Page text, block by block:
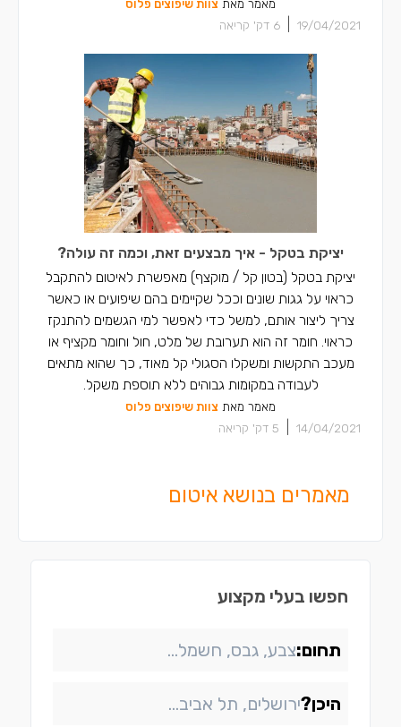
מאמר מאת צוות שיפוצים פלוס
19/04/2021
6 דק' קריאה
יציקת בטקל - איך מבצעים זאת, וכמה זה עולה?
יציקת בטקל (בטון קל / מוקצף) מאפשרת לאיטום להתקבל
כראוי על גגות שונים וככל שקיימים בהם שיפועים או כאשר
צריך ליצור אותם, למשל כדי לאפשר למי הגשמים להתנקז
כראוי. חומר זה הוא תערובת של מלט, חול וחומר מקציף או
מעכב התקשות ומשקלו הסגולי קל מאוד, כך שהוא מתאים
לעבודה במקומות גבוהים ללא תוספת משקל.
מאמר מאת צוות שיפוצים פלוס
14/04/2021
5 דק' קריאה
מאמרים בנושא איטום
חפשו בעלי מקצוע
תחום:
היכן?